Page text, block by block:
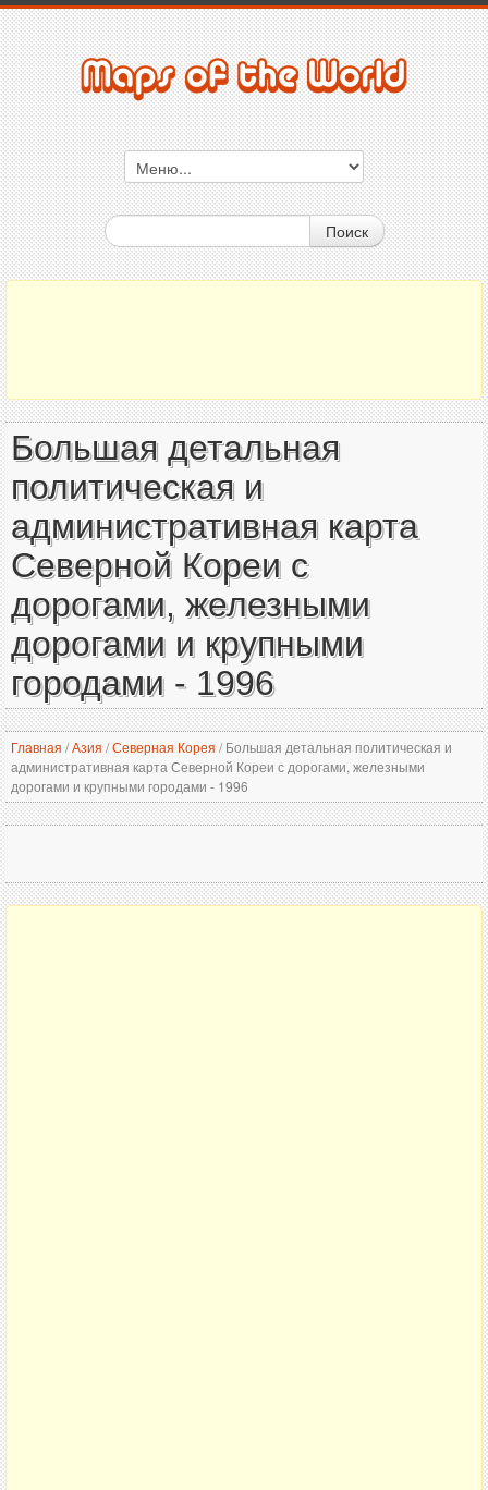
Поиск
Большая детальная
политическая и
административная карта
Северной Кореи с
дорогами, железными
дорогами и крупными
городами - 1996
Главная /Азия /Северная Корея /Большая детальная политическая и
административная карта Северной Кореи с дорогами, железными
дорогами и крупными городами - 1996